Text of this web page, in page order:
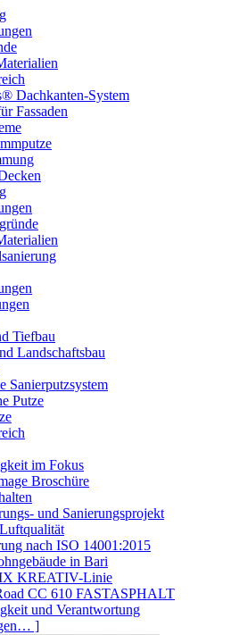
Dachkanten-System
Fassaden
Tiefbau
Landschaftsbau
Sanierputzsystem
Putze
im Fokus
Broschüre
und Sanierungsprojekt
nach ISO 14001:2015
in Bari
KREATIV-Linie
CC 610 FASTASPHALT
und Verantwortung
]